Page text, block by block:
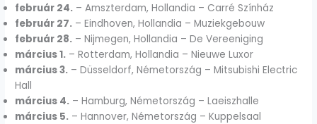
február 24. – Amszterdam, Hollandia – Carré Színház
február 27. – Eindhoven, Hollandia – Muziekgebouw
február 28. – Nijmegen, Hollandia – De Vereeniging
március 1. – Rotterdam, Hollandia – Nieuwe Luxor
március 3. – Düsseldorf, Németország – Mitsubishi Electric
Hall
március 4. – Hamburg, Németország – Laeiszhalle
március 5. – Hannover, Németország – Kuppelsaal